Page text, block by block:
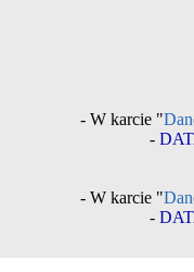
- W karcie "
-
- W karcie "
-